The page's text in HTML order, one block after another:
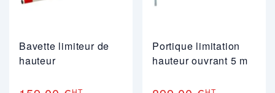
Bavette limiteur de
hauteur
Portique limitation
hauteur ouvrant 5 m